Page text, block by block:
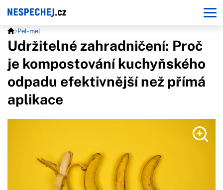
Pel-mel
Udržitelné zahradničení: Proč
je kompostování kuchyňského
odpadu efektivnější než přímá
aplikace